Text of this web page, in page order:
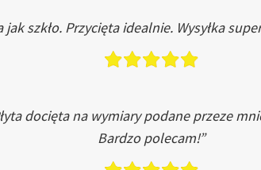
szkło. Przycięta idealnie. Wysyłka
docięta na wymiary podane przeze
Bardzo polecam!”